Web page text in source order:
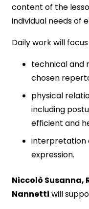
content of the
individual needs of
Daily work will focus
technical and
chosen
physical
including
efficient and
interpretation
expression.
Niccolò Susanna,
Nannetti will